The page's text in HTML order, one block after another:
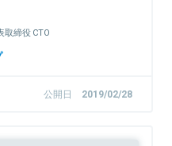
取締役 CTO
公開日 2019/02/28